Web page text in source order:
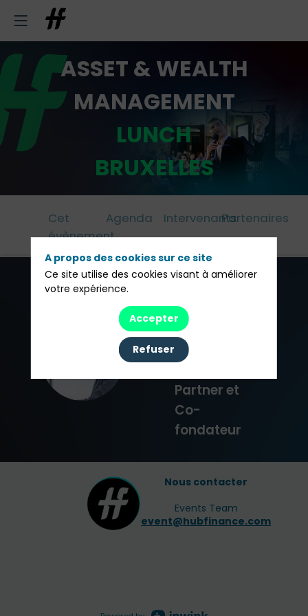
ASSET & WEALTH
MANAGEMENT
LUNCH
BRUXELLES
Cet
évènement
Agenda IntervenantsPartenaires
Francois-
Xavier
Séleck
2PM Europe
Partner et
Co-
fondateur
Nous contacter
Events Team
event@hubfinance.com
A propos des cookies sur ce site
Ce site utilise des cookies visant à améliorer
votre expérience.
Accepter
Refuser